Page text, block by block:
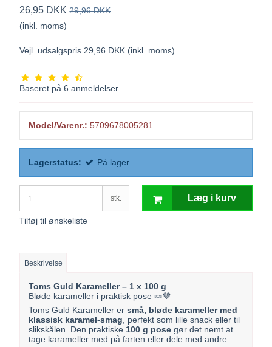
26,95 DKK 29,96 DKK
(inkl. moms)
Vejl. udsalgspris 29,96 DKK (inkl. moms)
Baseret på 6 anmeldelser
Model/Varenr.: 5709678005281
Lagerstatus: På lager
stk. Læg i kurv
Tilføj til ønskeliste
Beskrivelse
Toms Guld Karameller – 1 x 100 g
Bløde karameller i praktisk pose 🍬🤎
Toms Guld Karameller ersmå, bløde karameller med
klassisk karamel-smag , perfekt som lille snack eller til
slikskålen. Den praktiske 100 g pose gør det nemt at
tage karameller med på farten eller dele med andre.